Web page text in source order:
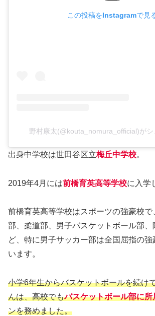
この投稿をInstagramで見
野村康太(@kouta_nomura_official)がシ
出身中学校は世田谷区立梅丘中学校。
2019年4月には前橋育英高等学校に入学
前橋育英高等学校はスポーツの強豪校で
部、柔道部、男子バスケットボール部、
ど、特に男子サッカー部は全国屈指の強
います。
小学6年生からバスケットボールを続け
んは、高校でもバスケットボール部に所
ンを務めました。